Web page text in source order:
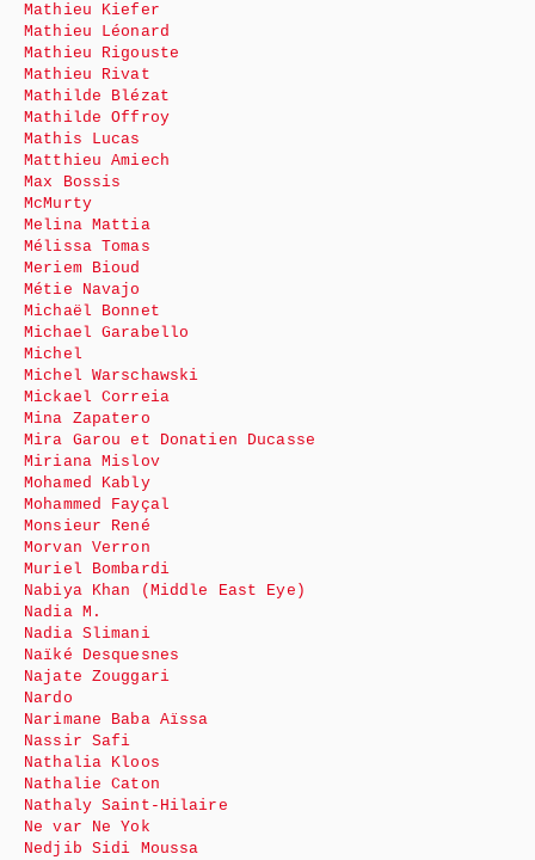
Mathieu Kiefer
Mathieu Léonard
Mathieu Rigouste
Mathieu Rivat
Mathilde Blézat
Mathilde Offroy
Mathis Lucas
Matthieu Amiech
Max Bossis
McMurty
Melina Mattia
Mélissa Tomas
Meriem Bioud
Métie Navajo
Michaël Bonnet
Michael Garabello
Michel
Michel Warschawski
Mickael Correia
Mina Zapatero
Mira Garou et Donatien Ducasse
Miriana Mislov
Mohamed Kably
Mohammed Fayçal
Monsieur René
Morvan Verron
Muriel Bombardi
Nabiya Khan (Middle East Eye)
Nadia M.
Nadia Slimani
Naïké Desquesnes
Najate Zouggari
Nardo
Narimane Baba Aïssa
Nassir Safi
Nathalia Kloos
Nathalie Caton
Nathaly Saint-Hilaire
Ne var Ne Yok
Nedjib Sidi Moussa